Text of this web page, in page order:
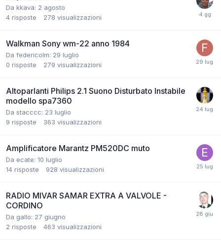
Da kkava: 2 agosto
4 risposte 278 visualizzazioni
Walkman Sony wm-22 anno 1984
Da federicoIm: 29 luglio
0 risposte 279 visualizzazioni
Altoparlanti Philips 2.1 Suono Disturbato Instabile
modello spa7360
Da stacccc: 23 luglio
9 risposte 363 visualizzazioni
Amplificatore Marantz PM520DC muto
Da ecate: 10 luglio
14 risposte 928 visualizzazioni
RADIO MIVAR SAMAR EXTRA A VALVOLE -
CORDINO
Da gallo: 27 giugno
2 risposte 463 visualizzazioni